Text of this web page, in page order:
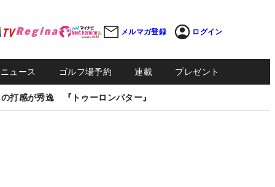
メルマガ登録 ログイン
ュース ゴルフ場予約 連載 プレゼント
打感が秀逸 『トゥーロンパター』